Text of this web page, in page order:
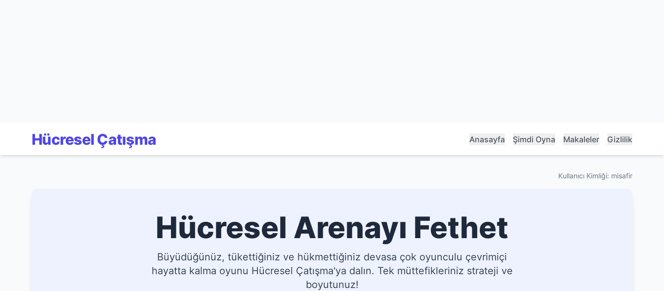
Hücresel Çatışma Anasayfa Şimdi Oyna Makaleler Gizlilik
Kullanıcı Kimliği: misafir
Hücresel Arenayı Fethet
Büyüdüğünüz, tükettiğiniz ve hükmettiğiniz devasa çok oyunculu çevrimiçi
hayatta kalma oyunu Hücresel Çatışma'ya dalın. Tek müttefikleriniz strateji ve
boyutunuz!